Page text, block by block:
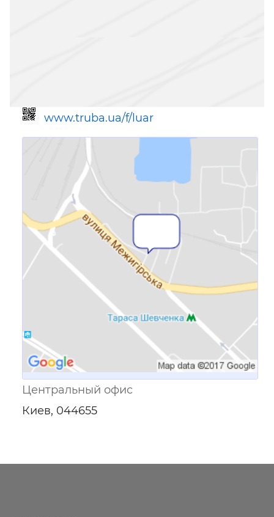
www.truba.ua/f/luar
Ссылка для мобильных устройств
Центральный офис
Киев, 044655